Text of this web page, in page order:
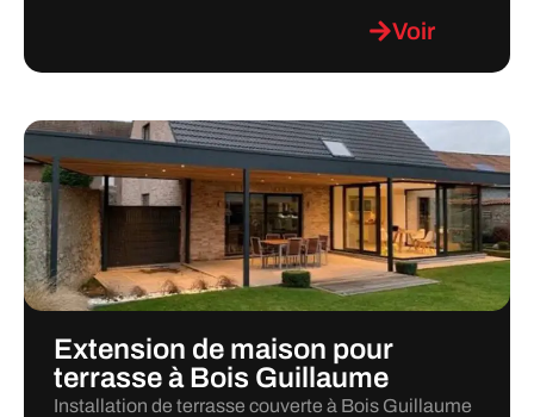
Voir
Extension de maison pour
terrasse à Bois Guillaume
Installation de terrasse couverte à Bois Guillaume